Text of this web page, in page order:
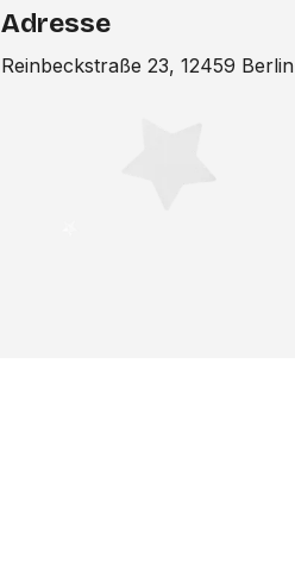
Adresse
Reinbeckstraße 23, 12459 Berlin